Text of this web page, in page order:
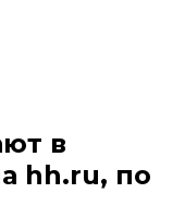
в
hh.ru, по